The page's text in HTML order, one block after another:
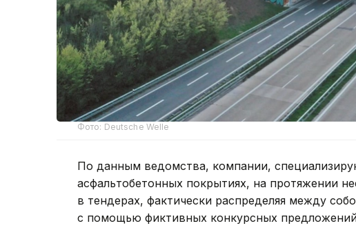
Фото: Deutsche Welle
По данным ведомства, компании,
асфальтобетонных покрытиях, на протяжении
в тендерах, фактически распределяя между
с помощью фиктивных конкурсных